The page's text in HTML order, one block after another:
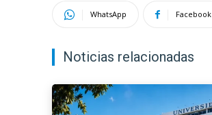
WhatsApp Facebook
Noticias relacionadas